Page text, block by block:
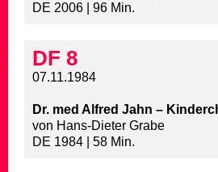
DE 2006 | 96 Min.
DF 8
07.11.1984
Dr. med Alfred Jahn –
von Hans-Dieter Grabe
DE 1984 | 58 Min.